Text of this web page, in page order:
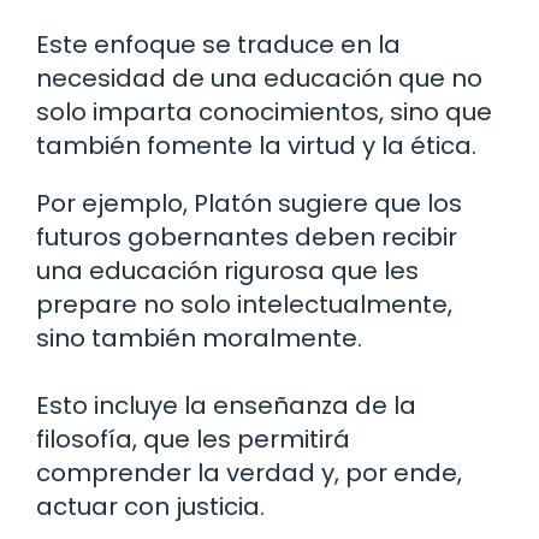
Este enfoque se traduce en la
necesidad de una educación que no
solo imparta conocimientos, sino que
también fomente la virtud y la ética.
Por ejemplo, Platón sugiere que los
futuros gobernantes deben recibir
una educación rigurosa que les
prepare no solo intelectualmente,
sino también moralmente.
Esto incluye la enseñanza de la
filosofía, que les permitirá
comprender la verdad y, por ende,
actuar con justicia.